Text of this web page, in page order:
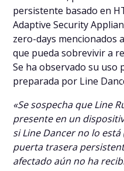
persistente basado en
Adaptive Security
zero-days mencionados
que pueda sobrevivir a
Se ha observado su
preparada por Line
«Se sospecha que Line
presente en un
si Line Dancer no lo
puerta trasera
afectado aún no ha